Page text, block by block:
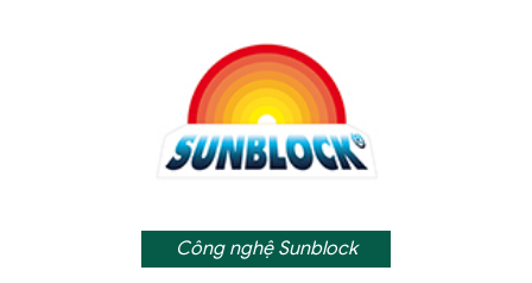
Công nghệ Sunblock